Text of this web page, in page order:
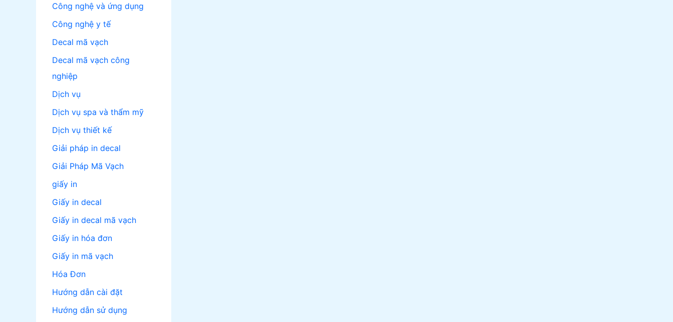
Công nghệ và ứng dụng
Công nghệ y tế
Decal mã vạch
Decal mã vạch công
nghiệp
Dịch vụ
Dịch vụ spa và thẩm mỹ
Dịch vụ thiết kế
Giải pháp in decal
Giải Pháp Mã Vạch
giấy in
Giấy in decal
Giấy in decal mã vạch
Giấy in hóa đơn
Giấy in mã vạch
Hóa Đơn
Hướng dẫn cài đặt
Hướng dẫn sử dụng